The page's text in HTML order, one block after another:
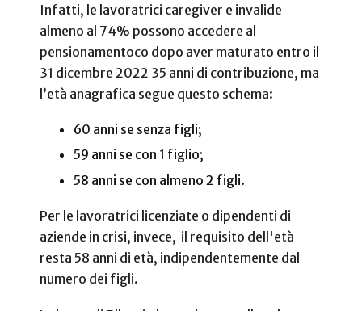
Infatti, le lavoratrici caregiver e invalide
almeno al 74% possono accedere al
pensionamentoco dopo aver maturato entro il
31 dicembre 2022 35 anni di contribuzione, ma
l’età anagrafica segue questo schema:
60 anni se senza figli;
59 anni se con 1 figlio;
58 anni se con almeno 2 figli.
Per le lavoratrici licenziate o dipendenti di
aziende in crisi, invece, il requisito dell'età
resta 58 anni di età, indipendentemente dal
numero dei figli.